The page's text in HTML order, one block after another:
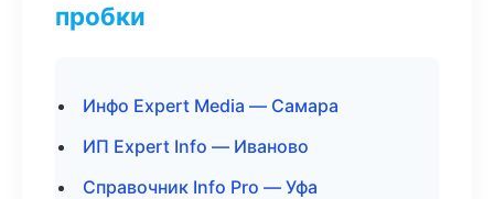
пробки
Инфо Expert Media — Самара
ИП Expert Info — Иваново
Справочник Info Pro — Уфа